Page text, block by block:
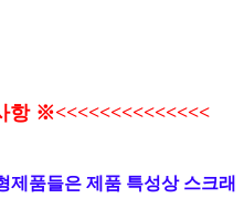
※<<<<<<<<<<<<<<
품들은 제품 특성상 스크래